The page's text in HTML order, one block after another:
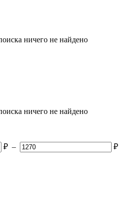
ничего не найдено
ничего не найдено
₽ – ₽